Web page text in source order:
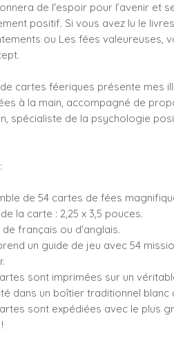
de l'espoir pour l’avenir et
positif. Si vous avez lu le
ou Les fées valeureuses,
cartes féeriques présente mes
à la main, accompagné de
spécialiste de la psychologie
de 54 cartes de fées
de la carte : 2,25 x 3,5 pouces.
de français ou d'anglais.
un guide de jeu avec 54
sont imprimées sur un
dans un boîtier traditionnel blanc
sont expédiées avec le plus